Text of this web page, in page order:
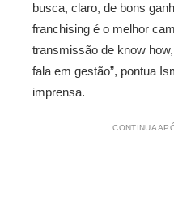
busca, claro, de bons
franchising é o melhor
transmissão de know
fala em gestão”, pontua
imprensa.
CONTINUA